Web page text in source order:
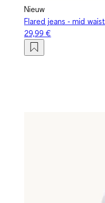
Nieuw
Flared jeans - mid waist
29,99 €